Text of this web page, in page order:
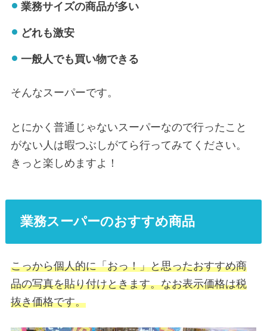
業務サイズの商品が多い
どれも激安
一般人でも買い物できる
そんなスーパーです。
とにかく普通じゃないスーパーなので行ったこと
がない人は暇つぶしがてら行ってみてください。
きっと楽しめますよ！
業務スーパーのおすすめ商品
こっから個人的に「おっ！」と思ったおすすめ商
品の写真を貼り付けときます。なお表示価格は税
抜き価格です。